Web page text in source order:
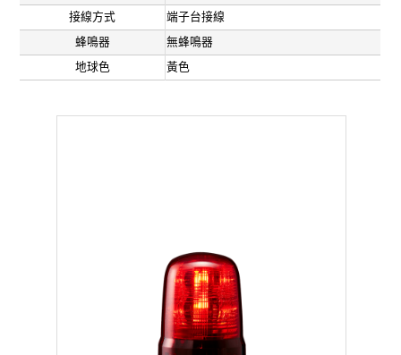
接線方式
端子台接線
蜂鳴器
無蜂鳴器
地球色
黃色